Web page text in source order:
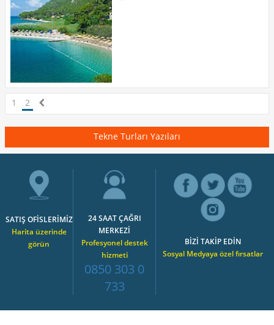
1 2
Tekne Turları Yazıları
SATIŞ OFİSLERİMİZ
Harita üzerinde
görün
24 SAAT ÇAĞRI
MERKEZİ
Profesyonel destek
hizmeti
0850 303 0
733
BİZİ TAKİP EDİN
Sosyal Medyaya özel fırsatlar